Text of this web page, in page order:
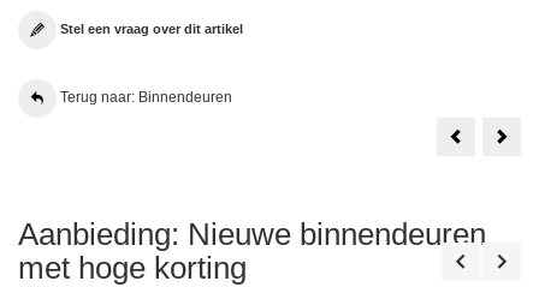
Stel een vraag over dit artikel
Terug naar: Binnendeuren
Weekamp
WK6852
in
Lood
D6
Aanbieding: Nieuwe binnendeuren
met hoge korting